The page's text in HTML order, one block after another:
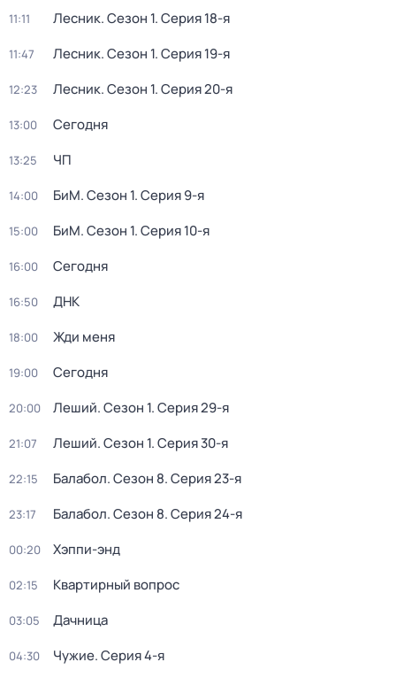
11:11 Лесник. Сезон 1. Серия 18-я
11:47 Лесник. Сезон 1. Серия 19-я
12:23 Лесник. Сезон 1. Серия 20-я
13:00 Сегодня
13:25 ЧП
14:00 БиМ. Сезон 1. Серия 9-я
15:00 БиМ. Сезон 1. Серия 10-я
16:00 Сегодня
16:50 ДНК
18:00 Жди меня
19:00 Сегодня
20:00 Леший. Сезон 1. Серия 29-я
21:07 Леший. Сезон 1. Серия 30-я
22:15 Балабол. Сезон 8. Серия 23-я
23:17 Балабол. Сезон 8. Серия 24-я
00:20 Хэппи-энд
02:15 Квартирный вопрос
03:05 Дачница
04:30 Чужие. Серия 4-я